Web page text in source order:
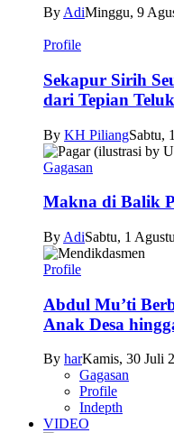
By AdiMinggu, 9
Profile
Sekapur Sirih
dari Tepian Teluk
By KH PiliangSabtu,
Gagasan
Makna di Balik
By AdiSabtu, 1
Profile
Abdul Mu’ti
Anak Desa
By harKamis, 30 Juli
Gagasan
Profile
Indepth
VIDEO